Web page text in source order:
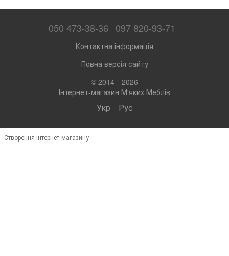
050 473-38-36 097 820-93-71
Контактна інформація
Повна версія сайту
© 2014—2026
Інтернет-магазин М'яких Меблів
Укр Рус
Створення інтернет-магазину